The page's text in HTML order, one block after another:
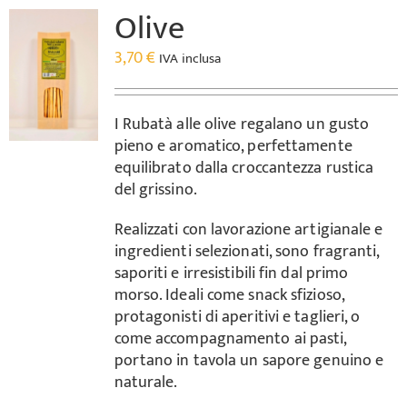
Olive
3,70€ IVA inclusa
I Rubatà alle olive regalano un gusto
pieno e aromatico, perfettamente
equilibrato dalla croccantezza rustica
del grissino.
Realizzati con lavorazione artigianale e
ingredienti selezionati, sono fragranti,
saporiti e irresistibili fin dal primo
morso. Ideali come snack sfizioso,
protagonisti di aperitivi e taglieri, o
come accompagnamento ai pasti,
portano in tavola un sapore genuino e
naturale.